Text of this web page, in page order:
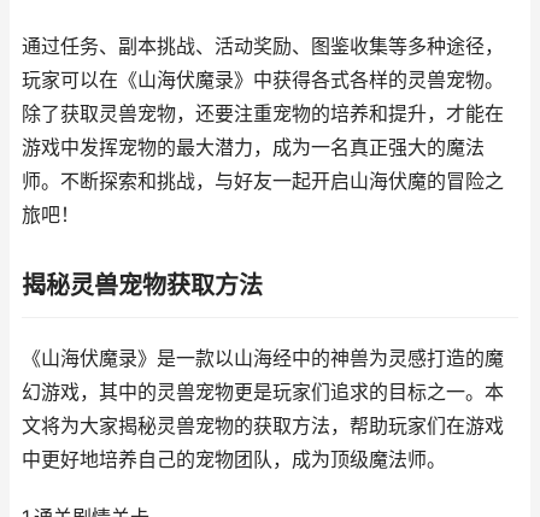
通过任务、副本挑战、活动奖励、图鉴收集等多种途径，
玩家可以在《山海伏魔录》中获得各式各样的灵兽宠物。
除了获取灵兽宠物，还要注重宠物的培养和提升，才能在
游戏中发挥宠物的最大潜力，成为一名真正强大的魔法
师。不断探索和挑战，与好友一起开启山海伏魔的冒险之
旅吧！
揭秘灵兽宠物获取方法
《山海伏魔录》是一款以山海经中的神兽为灵感打造的魔
幻游戏，其中的灵兽宠物更是玩家们追求的目标之一。本
文将为大家揭秘灵兽宠物的获取方法，帮助玩家们在游戏
中更好地培养自己的宠物团队，成为顶级魔法师。